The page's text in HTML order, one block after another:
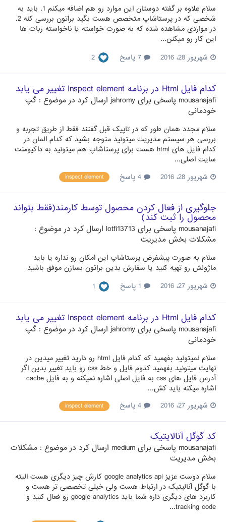
سلام علاوه بر گفته دوستان این موارد رو هم اضافه میکنم 1. باید به
شخصی که در پرستاشاپ متخصص هست بگید براتون بررسی کنه 2.
در مواردی مشاهده شده که به صورت خواسته یا ناخواسته ربات ها
این کار رو میکنن...
شهریور 28، 2016
2
کدام فایل Html در برنامه Inspect element تغییر می یابد
mousanajafi پاسخی برای jahromyارسال کرد در موضوع : گپ
خودمانی
سلام مجدد همان طور که در تاپیک قبل گفتند فقط از طریق تجربه و
بررسی هر سیستم مدیریت میتونید متوجه بشید که کدام المان در
کدام فایل های html هست برای پرستاشاپ هم میتونید به داکیومنت
سایت اصلی...
شهریور 28، 2016
inspect element
جلوگیری از فعال کردن محصول توسط کارمند(فقط بتواند
محصول را ثبت کند)
mousanajafi پاسخی برای lotfi13713 ارسال کرد در موضوع :
مشکلات بخش مدیریت
سلام به صورت پیشفرض پرستاشاپ این امکان رو نداره یا باید
ماژولش رو تهیه کنید یا سفارش بدین براتون بسازن موفق باشید
شهریور 27، 2016
1
کدام فایل Html در برنامه Inspect element تغییر می یابد
mousanajafi پاسخی برای jahromy ارسال کرد در موضوع : گپ
خودمانی
سلام نمیتونید بفهمید که کدام فایل html رو دارید تغییر میدین در
نهایت میتونید بفهمید کدوم فایل و خط css رو باید تغییر بدین اگر
آدرس فایل های css به فایل اصلی اشاره نمیکنه و به فایل cache
اشاره میکنه باید کش...
شهریور 27، 2016
inspect element
کد گوگل آنالایتیک
mousanajafi پاسخی برای medium ارسال کرد در موضوع : مشکلات
بخش مدیریت
سلام دوست عزیز google analytics api کارش چیز دیگری هست البته
با گوگل آنالیتیک در ارتباط هست ولی خیلی تخصصی تر هست و
کاربرد های دیگری داره شما باید google analytics رو فعال کنید و
tracking code...